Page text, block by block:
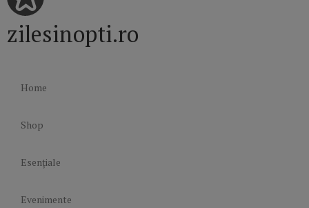
zilesinopti.ro
Home
Shop
Esențiale
Evenimente